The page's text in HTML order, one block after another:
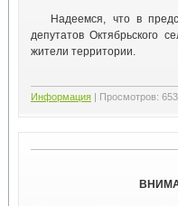
Надеемся, что в
депутатов Октябрьского
жители территории.
Информация| Просмотров: 653